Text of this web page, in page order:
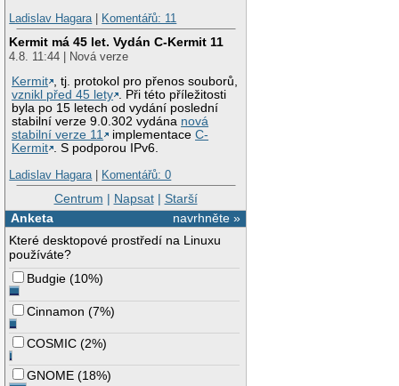
Ladislav Hagara| Komentářů: 11
Kermit má 45 let. Vydán C-Kermit 11
4.8. 11:44 | Nová verze
Kermit , tj. protokol pro přenos souborů,
vznikl před 45 lety . Při této příležitosti
byla po 15 letech od vydání poslední
stabilní verze 9.0.302 vydána nová
stabilní verze 11
implementaceC-
Kermit . S podporou IPv6.
Ladislav Hagara| Komentářů: 0
Centrum | Napsat| Starší
navrhněte »
Anketa
Které desktopové prostředí na Linuxu
používáte?
Budgie (10%)
Cinnamon (7%)
COSMIC (2%)
GNOME (18%)